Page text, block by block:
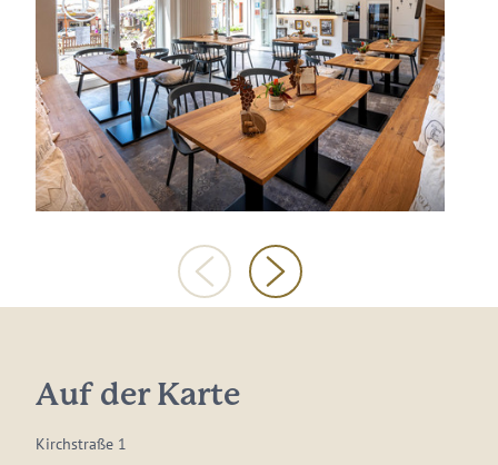
Auf der Karte
Kirchstraße 1